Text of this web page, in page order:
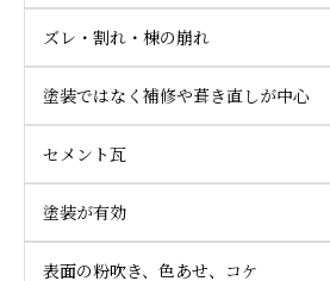
ズレ・割れ・棟の崩れ
塗装ではなく補修や葺き直しが中心
セメント瓦
塗装が有効
表面の粉吹き、色あせ、コケ